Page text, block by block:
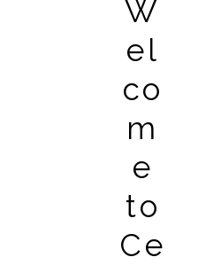
W
el
co
m
e
to
Ce